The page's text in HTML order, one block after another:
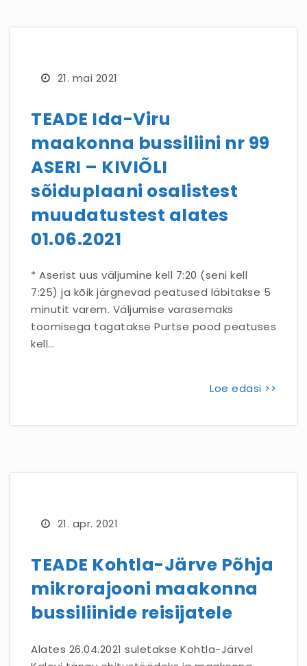
21. mai 2021
TEADE Ida-Viru
maakonna bussiliini nr 99
ASERI – KIVIÕLI
sõiduplaani osalistest
muudatustest alates
01.06.2021
* Aserist uus väljumine kell 7:20 (seni kell
7:25) ja kõik järgnevad peatused läbitakse 5
minutit varem. Väljumise varasemaks
toomisega tagatakse Purtse pood peatuses
kell…
Loe edasi >>
21. apr. 2021
TEADE Kohtla-Järve Põhja
mikrorajooni maakonna
bussiliinide reisijatele
Alates 26.04.2021 suletakse Kohtla-Järvel